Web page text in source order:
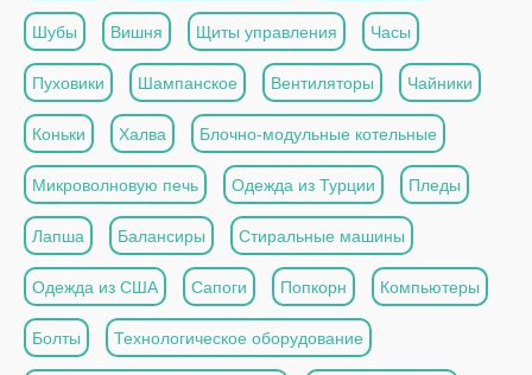
Шубы Вишня Щиты управления Часы
Пуховики Шампанское Вентиляторы Чайники
Коньки Халва Блочно-модульные котельные
Микроволновую печь Одежда из Турции Пледы
Лапша Балансиры Стиральные машины
Одежда из США Сапоги Попкорн Компьютеры
Болты Технологическое оборудование